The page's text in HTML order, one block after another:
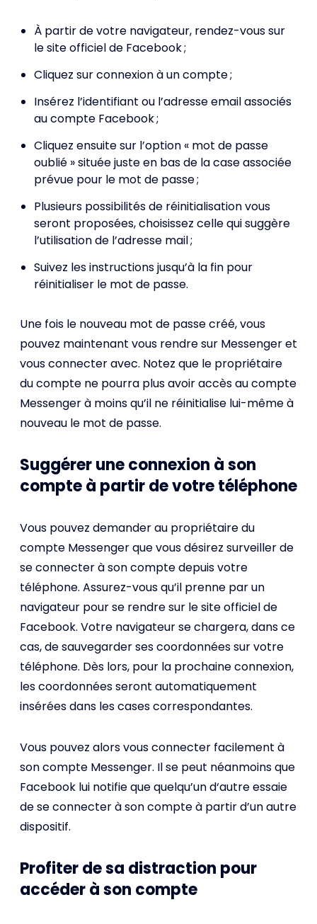
À partir de votre navigateur, rendez-vous sur
le site officiel de Facebook ;
Cliquez sur connexion à un compte ;
Insérez l’identifiant ou l’adresse email associés
au compte Facebook ;
Cliquez ensuite sur l’option « mot de passe
oublié » située juste en bas de la case associée
prévue pour le mot de passe ;
Plusieurs possibilités de réinitialisation vous
seront proposées, choisissez celle qui suggère
l’utilisation de l’adresse mail ;
Suivez les instructions jusqu’à la fin pour
réinitialiser le mot de passe.
Une fois le nouveau mot de passe créé, vous
pouvez maintenant vous rendre sur Messenger et
vous connecter avec. Notez que le propriétaire
du compte ne pourra plus avoir accès au compte
Messenger à moins qu’il ne réinitialise lui-même à
nouveau le mot de passe.
Suggérer une connexion à son
compte à partir de votre téléphone
Vous pouvez demander au propriétaire du
compte Messenger que vous désirez surveiller de
se connecter à son compte depuis votre
téléphone. Assurez-vous qu’il prenne par un
navigateur pour se rendre sur le site officiel de
Facebook. Votre navigateur se chargera, dans ce
cas, de sauvegarder ses coordonnées sur votre
téléphone. Dès lors, pour la prochaine connexion,
les coordonnées seront automatiquement
insérées dans les cases correspondantes.
Vous pouvez alors vous connecter facilement à
son compte Messenger. Il se peut néanmoins que
Facebook lui notifie que quelqu’un d‘autre essaie
de se connecter à son compte à partir d’un autre
dispositif.
Profiter de sa distraction pour
accéder à son compte